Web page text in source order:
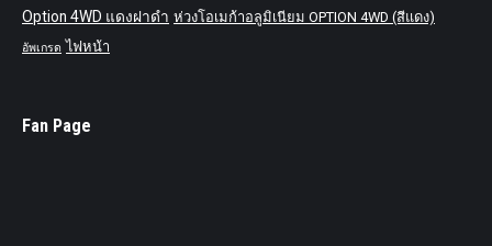
Option 4WD แดงฝาดำ ห่วงโอเมก้าอลูมิเนียม OPTION 4WD (สีแดง)
อัพเกรด ไฟหน้า
Fan Page